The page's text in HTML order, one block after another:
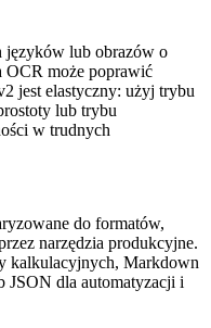
języków lub obrazów o
OCR może poprawić
jest elastyczny: użyj trybu
lub trybu
w trudnych
do formatów,
narzędzia produkcyjne.
kalkulacyjnych, Markdown
dla automatyzacji i